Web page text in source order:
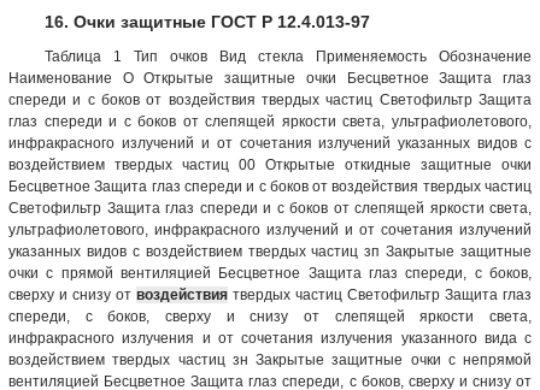
16. Очки защитные ГОСТ Р 12.4.013-97
Таблица 1 Тип очков Вид стекла Применяемость Обозна­чение
Наименование О Открытые защит­ные очки Бесцветное Защита глаз
спереди и с боков от воздействия твердых частиц Светофильтр Защита
глаз спереди и с боков от слепящей яркости света, ультрафиолетового,
инфракрасного излучений и от сочетания излучений указанных видов с
воздействием твердых частиц 00 Открытые откид­ные защитные очки
Бесцветное Защита глаз спереди и с боков от воздействия твердых частиц
Светофильтр Защита глаз спереди и с боков от слепящей яркости света,
ультрафиолетового, инфракрасного излучений и от сочетания излучений
указанных видов с воздействием твердых частиц зп Закрытые защит­ные
очки с прямой вентиляцией Бесцветное Защита глаз спереди, с боков,
сверху и снизу от воздействия твердых частиц Светофильтр Защита глаз
спереди, с боков, сверху и снизу от слепящей яркости света,
инфракрасного излучения и от сочетания излучения указанного вида с
воздействием твердых частиц зн Закрытые защит­ные очки с непря­мой
вентиляцией Бесцветное Защита глаз спереди, с боков, сверху и снизу от